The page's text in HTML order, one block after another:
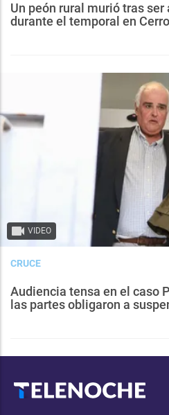
Un peón rural murió tras
durante el temporal en
VIDEO
CRUCE
Audiencia tensa en el caso
las partes obligaron a